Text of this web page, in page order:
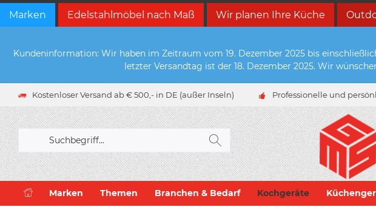
Marken Edelstahlmöbel nach Maß Wir planen Ihre Küche
Kundeninformation: Wir haben im Zeitraum vom 19. Dezember 2025 bis
letzter Versandtag ist der 18. Dezember 2025. Wir
Kostenloser Versand ab € 500,- in DE (außer Inseln) Professionelle und
Marken Themen Branchen & Bedarf Kochgeräte